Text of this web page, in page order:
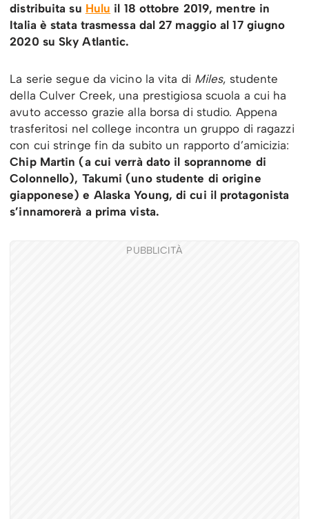
distribuita su Hulu il 18 ottobre 2019, mentre in
Italia è stata trasmessa dal 27 maggio al 17 giugno
2020 su Sky Atlantic.
La serie segue da vicino la vita di Miles, studente
della Culver Creek, una prestigiosa scuola a cui ha
avuto accesso grazie alla borsa di studio. Appena
trasferitosi nel college incontra un gruppo di ragazzi
con cui stringe fin da subito un rapporto d’amicizia:
Chip Martin (a cui verrà dato il soprannome di
Colonnello), Takumi (uno studente di origine
giapponese) e Alaska Young, di cui il protagonista
s’innamorerà a prima vista.
PUBBLICITÀ